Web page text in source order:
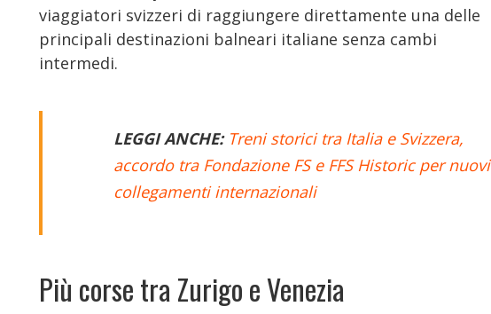
viaggiatori svizzeri di raggiungere direttamente una delle
principali destinazioni balneari italiane senza cambi
intermedi.
LEGGI ANCHE: Treni storici tra Italia e Svizzera,
accordo tra Fondazione FS e FFS Historic per nuovi
collegamenti internazionali
Più corse tra Zurigo e Venezia